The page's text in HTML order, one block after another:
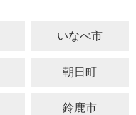
いなべ市
朝日町
鈴鹿市